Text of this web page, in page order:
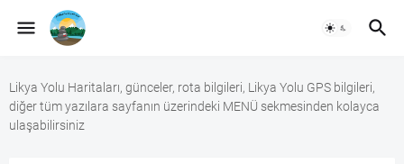
Likya Yolu Haritaları, günceler, rota bilgileri, Likya Yolu GPS bilgileri,
diğer tüm yazılara sayfanın üzerindeki MENÜ sekmesinden kolayca
ulaşabilirsiniz